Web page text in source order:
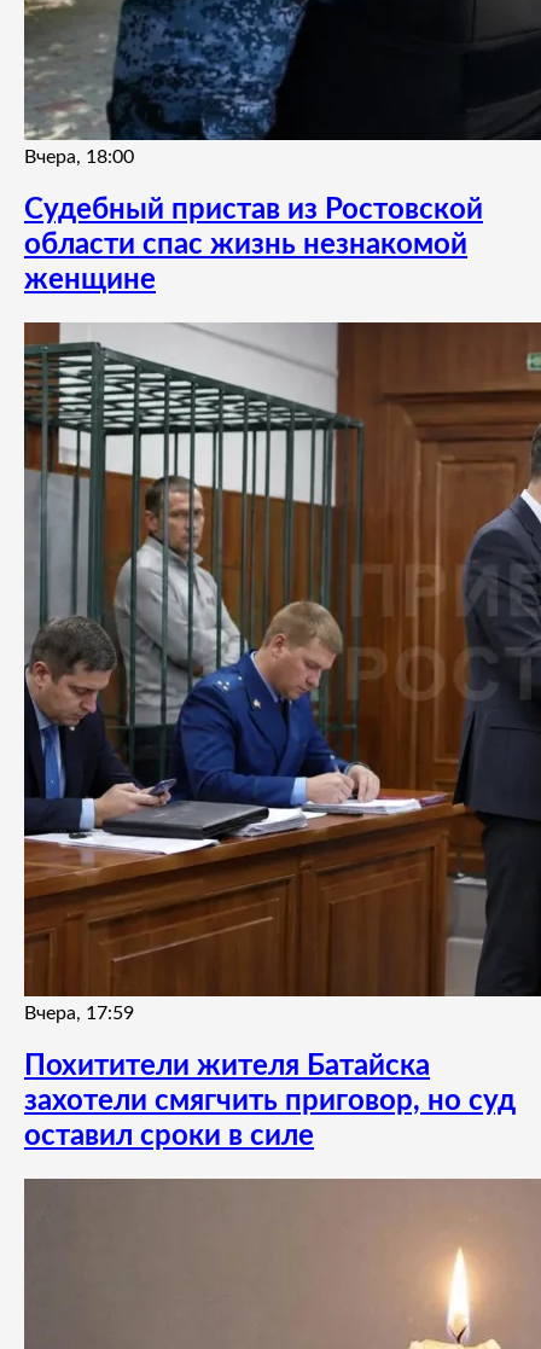
Вчера, 18:00
Судебный пристав из Ростовской
области спас жизнь незнакомой
женщине
Вчера, 17:59
Похитители жителя Батайска
захотели смягчить приговор, но суд
оставил сроки в силе